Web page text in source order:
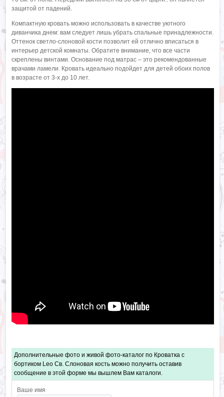
защитой от падений.
Компактную кровать можно использовать в качестве уютного
диванчика днем: вам следует лишь убрать спальные принадлежности.
Оттенок светло-слоновой кости позволит ей отлично вписаться в
интерьер детской комнаты. Обратите внимание, что все части
скреплены винтами. Основание под матрас – это рекомендованные
врачами ламели. Кровать идеально подойдет для детей обоих полов
в возрасте от 3-х до 10 лет.
Дополнительные фото и живой фото-каталог по Кроватка с
бортиком Leo Св. Слоновая кость можно получить оставив
сообщение в этой форме мы вышлем Вам каталоги.
Ваше имя